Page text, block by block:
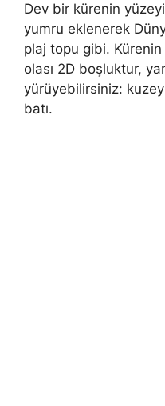
Dev bir kürenin
yumru eklenerek
plaj topu gibi.
olası 2D boşluktur,
yürüyebilirsiniz:
batı.